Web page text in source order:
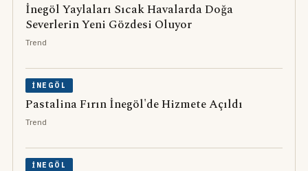
İnegöl Yaylaları Sıcak Havalarda Doğa
Severlerin Yeni Gözdesi Oluyor
Trend
İNEGÖL
Pastalina Fırın İnegöl'de Hizmete Açıldı
Trend
İNEGÖL